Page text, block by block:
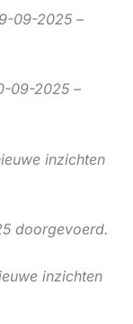
09-2025 –
09-2025 –
inzichten
doorgevoerd.
inzichten